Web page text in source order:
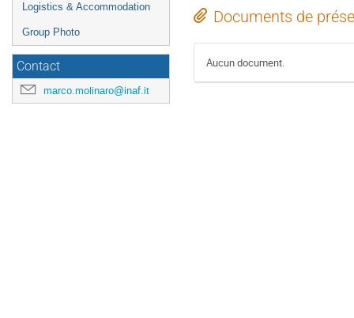
Logistics & Accommodation
Group Photo
Contact
marco.molinaro@inaf.it
Documents de
Aucun document.